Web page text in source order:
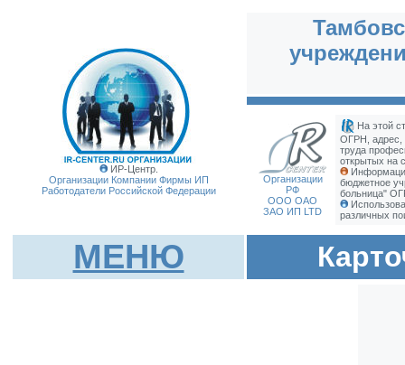
ИР-Центр.
Организации Компании Фирмы ИП
Работодатели Российской Федерации
Организации
РФ
ООО ОАО
ЗАО ИП LTD
На этой
ОГРН, адрес,
труда
открытых на
бюджетное
больница"
различных
МЕНЮ